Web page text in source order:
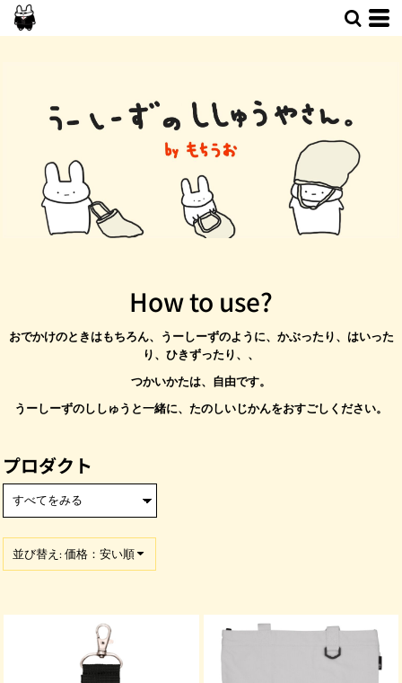
How to use?
おでかけのときはもちろん、うーしーずのように、かぶったり、はいった
り、ひきずったり、、
つかいかたは、自由です。
うーしーずのししゅうと一緒に、たのしいじかんをおすごしください。
プロダクト
並び替え: 価格：安い順
デフォルト